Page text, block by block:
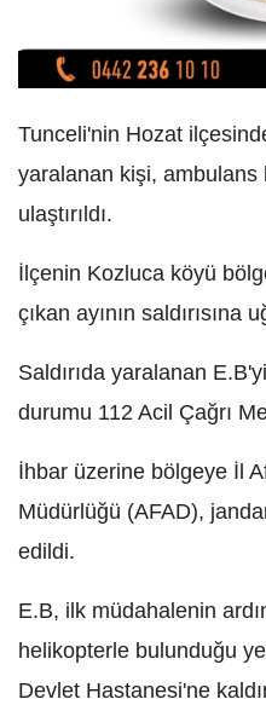
Tunceli'nin Hozat
yaralanan kişi,
ulaştırıldı.
İlçenin Kozluca köyü
çıkan ayının saldırısına
Saldırıda yaralanan
durumu 112 Acil Çağrı
İhbar üzerine bölgeye İl
Müdürlüğü (AFAD),
edildi.
E.B, ilk müdahalenin
helikopterle bulunduğu
Devlet Hastanesi'ne